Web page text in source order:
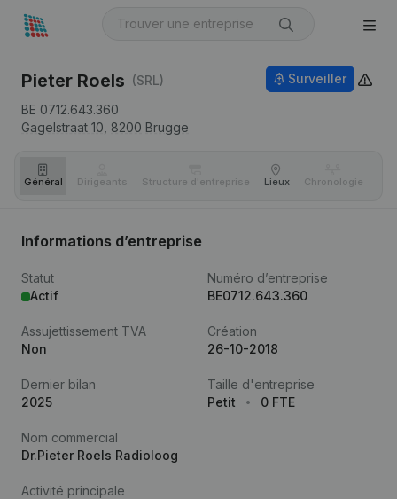
Pieter Roels (SRL)
BE 0712.643.360
Gagelstraat 10, 8200 Brugge
Surveiller
Général Dirigeants Structure d'entreprise Lieux Chronologie
Informations d’entreprise
Statut
Actif
Numéro d’entreprise
BE0712.643.360
Assujettissement TVA
Non
Création
26-10-2018
Dernier bilan
2025
Taille d'entreprise
Petit
0 FTE
Nom commercial
Dr.Pieter Roels Radioloog
Activité principale